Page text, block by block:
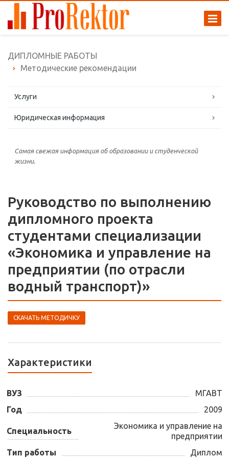
ДИПЛОМНЫЕ РАБОТЫ
Методические рекомендации
Услуги
Юридическая информация
Самая свежая информация об образовании и студенческой
жизни.
Руководство по выполнению
дипломного проекта
студентами специализации
«Экономика и управление на
предприятии (по отрасли
водный транспорт)»
СКАЧАТЬ МЕТОДИЧКУ
Характеристики
ВУЗ
МГАВТ
Год
2009
Специальность
Экономика и управление на
предприятии
Тип работы
Диплом